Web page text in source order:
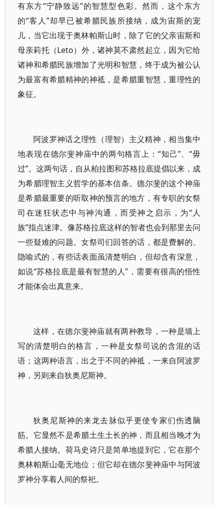
有东方“宁静致远”的智慧型色彩。然而，这个东方
的“客人”却早已被希腊民族所接纳，成为宙斯的宠
儿，当它出现于奥林帕斯山时，除了它的父亲宙斯和
母亲莉托（Leto）外，诸神莫不肃然起立，因为它给
诸神和希腊民族增加了光明和智慧，终于成为被公认
为最富有希腊精神的神祗，是希腊重智慧，重理性的
象征。
阿波罗神话之理性（理智）主义精神，相当集中
地表现在德尔斐神庙中的两句格言上：“知己”、“毋
过”。这两句话，自从柏拉图和苏格拉底提倡以来，成
为希腊理智主义哲学的基本信条。德尔斐的这个神庙
是希腊最重要的听取神的预言的地方，有专职的女祭
司在迷狂状态中与神沟通，而受神之启示，为“人
族”指点迷津。像苏格拉底这样的智者也会到那里去问
一些疑难的问题。女祭司们回答的话，都是费解的、
隐喻式的，有些话表面虽清楚明白，但却含有深意，
如说“苏格拉底是最有智慧的人”，需要有很高的悟性
才能体会出真意来。
这样，在德尔斐神庙就有两种教导，一种是墙上
写的清楚明白的格言，一种是女祭司说的含混的话
语；这两种语言，出之于不同的神祗，一来自阿波罗
神，另则来自狄奥尼斯神。
狄奥尼斯神的来龙去脉似乎更使专家们伤透脑
筋。它显然不是希腊土生土长的神，而且相当晚才为
希腊人接纳。荷马史诗只是简单地提到它，它在那个
奥林帕斯山毫无地位；但它却在德尔斐神庙中与阿波
罗神分享着人间的祭祀。